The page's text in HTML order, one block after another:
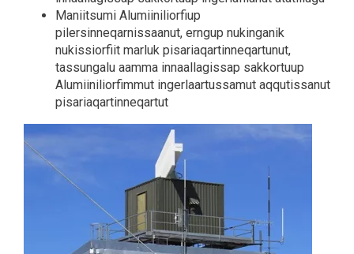
Maniitsumi Alumiiniliorfiup
pilersinneqarnissaanut, erngup nukinganik
nukissiorfiit marluk pisariaqartinneqartunut,
tassungalu aamma innaallagissap sakkortuup
Alumiiniliorfimmut ingerlaartussamut aqqutissanut
pisariaqartinneqartut